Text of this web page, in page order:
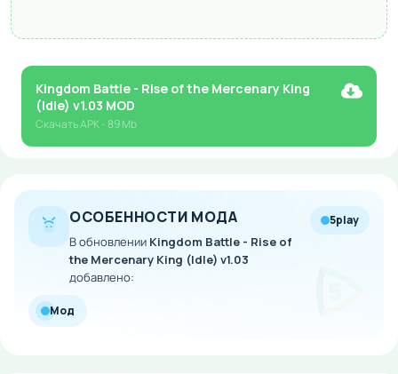
Kingdom Battle - Rise of the Mercenary King
(Idle) v1.03 MOD
СкачатьAPK- 89 Mb
ОСОБЕННОСТИ МОДА
В обновлении Kingdom Battle - Rise of
the Mercenary King (Idle) v1.03
добавлено:
5play
Мод